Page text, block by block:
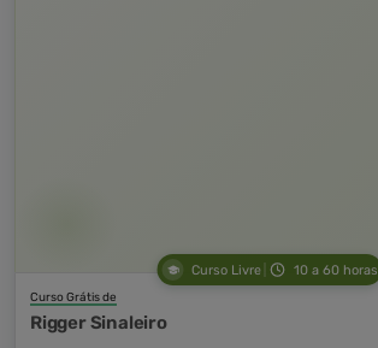
Curso Livre 10 a 60 horas
Curso Grátis de
Rigger Sinaleiro